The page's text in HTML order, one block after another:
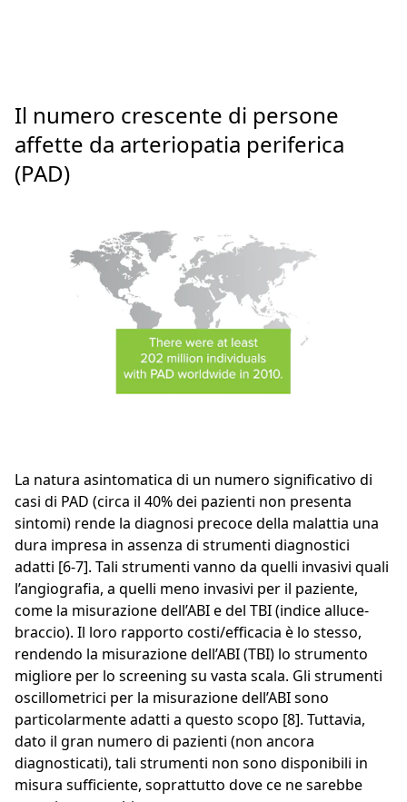
Il numero crescente di persone
affette da arteriopatia periferica
(PAD)
La natura asintomatica di un numero significativo di
casi di PAD (circa il 40% dei pazienti non presenta
sintomi) rende la diagnosi precoce della malattia una
dura impresa in assenza di strumenti diagnostici
adatti [6-7]. Tali strumenti vanno da quelli invasivi quali
l’angiografia, a quelli meno invasivi per il paziente,
come la misurazione dell’ABI e del TBI (indice alluce-
braccio). Il loro rapporto costi/efficacia è lo stesso,
rendendo la misurazione dell’ABI (TBI) lo strumento
migliore per lo screening su vasta scala. Gli strumenti
oscillometrici per la misurazione dell’ABI sono
particolarmente adatti a questo scopo [8]. Tuttavia,
dato il gran numero di pazienti (non ancora
diagnosticati), tali strumenti non sono disponibili in
misura sufficiente, soprattutto dove ce ne sarebbe